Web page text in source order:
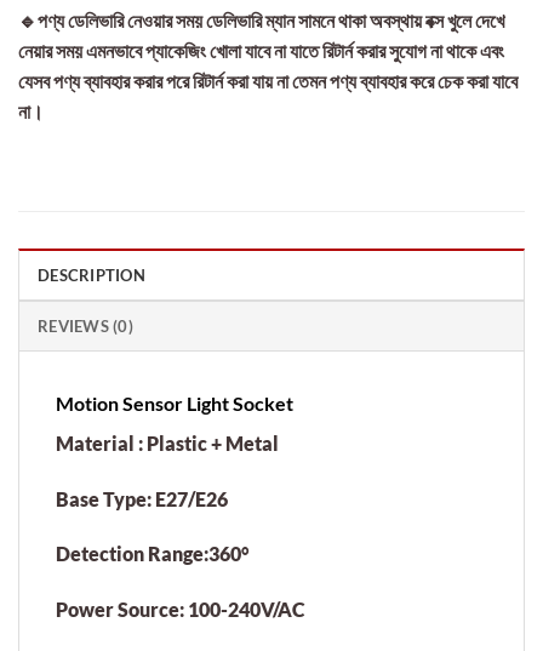
🔹পণ্য ডেলিভারি নেওয়ার সময় ডেলিভারি ম্যান সামনে থাকা অবস্থায় বক্স খুলে দেখে
নেয়ার সময় এমনভাবে প্যাকেজিং খোলা যাবে না যাতে রিটার্ন করার সুযোগ না থাকে এবং
যেসব পণ্য ব্যাবহার করার পরে রিটার্ন করা যায় না তেমন পণ্য ব্যাবহার করে চেক করা যাবে
না।
DESCRIPTION
REVIEWS (0)
Motion Sensor Light Socket
Material : Plastic + Metal
Base Type: E27/E26
Detection Range:360°
Power Source: 100-240V/AC